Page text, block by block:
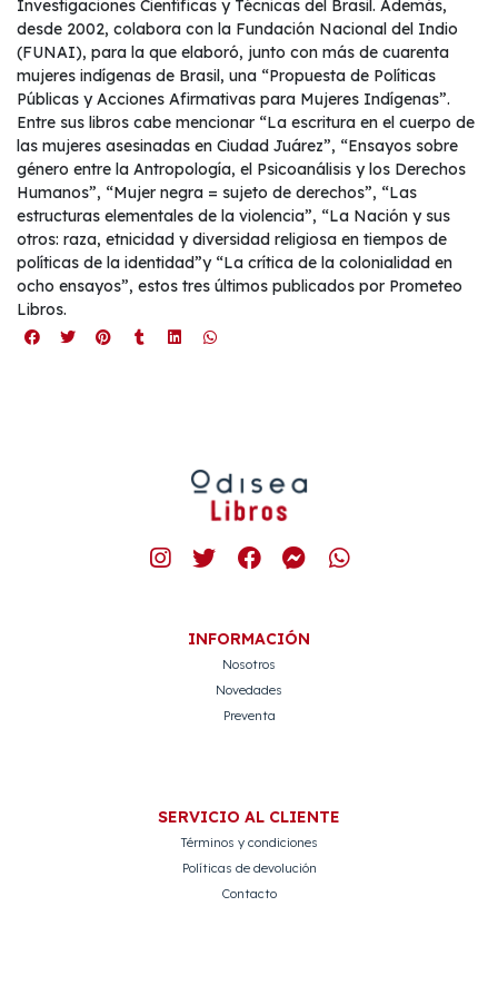
Investigaciones Científicas y Técnicas del Brasil. Además,
desde 2002, colabora con la Fundación Nacional del Indio
(FUNAI), para la que elaboró, junto con más de cuarenta
mujeres indígenas de Brasil, una “Propuesta de Políticas
Públicas y Acciones Afirmativas para Mujeres Indígenas”.
Entre sus libros cabe mencionar “La escritura en el cuerpo de
las mujeres asesinadas en Ciudad Juárez”, “Ensayos sobre
género entre la Antropología, el Psicoanálisis y los Derechos
Humanos”, “Mujer negra = sujeto de derechos”, “Las
estructuras elementales de la violencia”, “La Nación y sus
otros: raza, etnicidad y diversidad religiosa en tiempos de
políticas de la identidad”y “La crítica de la colonialidad en
ocho ensayos”, estos tres últimos publicados por Prometeo
Libros.
INFORMACIÓN
Nosotros
Novedades
Preventa
SERVICIO AL CLIENTE
Términos y condiciones
Políticas de devolución
Contacto